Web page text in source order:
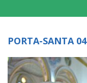
PORTA-SANTA 04